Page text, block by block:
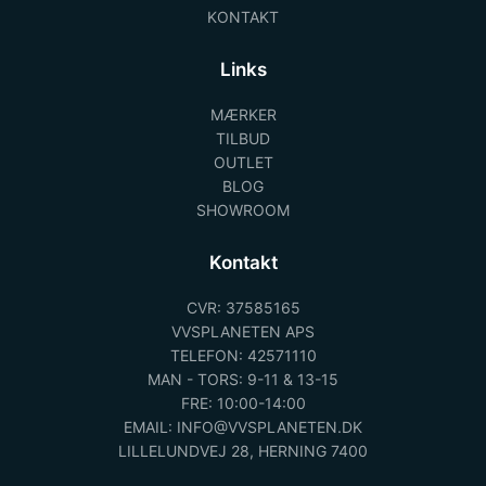
KONTAKT
Links
MÆRKER
TILBUD
OUTLET
BLOG
SHOWROOM
Kontakt
CVR: 37585165
VVSPLANETEN APS
TELEFON: 42571110
MAN - TORS: 9-11 & 13-15
FRE: 10:00-14:00
EMAIL: INFO@VVSPLANETEN.DK
LILLELUNDVEJ 28, HERNING 7400